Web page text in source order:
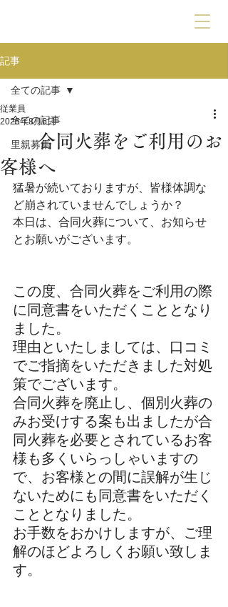
記事
全ての記事
里親募集
全ての記事
合同火葬をご利用のお
客様へ
従業員
2025年8月6日
猛暑が続いておりますが、皆様体調な
ど崩されていませんでしょうか？
本日は、合同火葬について、お知らせ
とお願いがございます。
この度、合同火葬をご利用の際
に同意書をいただくこととなり
ました。
理由といたしましては、口コミ
でご指摘をいただきました対処
策でございます。
合同火葬を廃止し、個別火葬の
みお受けする案も出ましたが合
同火葬を必要とされているお客
様も多くいらっしゃいますの
で、お客様との間に誤解が生じ
ないためにも同意書をいただく
こととなりました。
お手数をおかけしますが、ご理
解のほどよろしくお願い致しま
す。